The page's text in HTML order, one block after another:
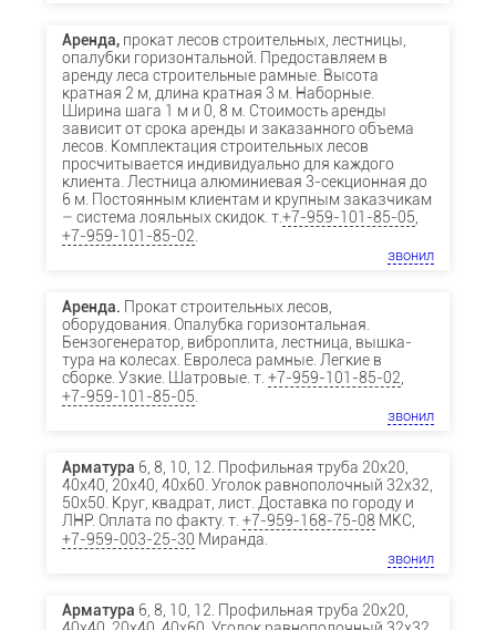
Аренда,прокат лесов строительных, лестницы,
опалубки горизонтальной. Предоставляем в
аренду леса строительные рамные. Высота
кратная 2 м, длина кратная 3 м. Наборные.
Ширина шага 1 м и 0, 8 м. Стоимость аренды
зависит от срока аренды и заказанного объема
лесов. Комплектация строительных лесов
просчитывается индивидуально для каждого
клиента. Лестница алюминиевая 3-секционная до
6 м. Постоянным клиентам и крупным заказчикам
– система лояльных скидок. т.+7-959-101-85-05,
+7-959-101-85-02.
звонил
Аренда. Прокат строительных лесов,
оборудования. Опалубка горизонтальная.
Бензогенератор, виброплита, лестница, вышка-
тура на колесах. Евролеса рамные. Легкие в
сборке. Узкие. Шатровые. т. +7-959-101-85-02,
+7-959-101-85-05.
звонил
Арматура 6, 8, 10, 12. Профильная труба 20х20,
40х40, 20х40, 40х60. Уголок равнополочный 32х32,
50х50. Круг, квадрат, лист. Доставка по городу и
ЛНР. Оплата по факту. т. +7-959-168-75-08 МКС,
+7-959-003-25-30 Миранда.
звонил
Арматура 6, 8, 10, 12. Профильная труба 20х20,